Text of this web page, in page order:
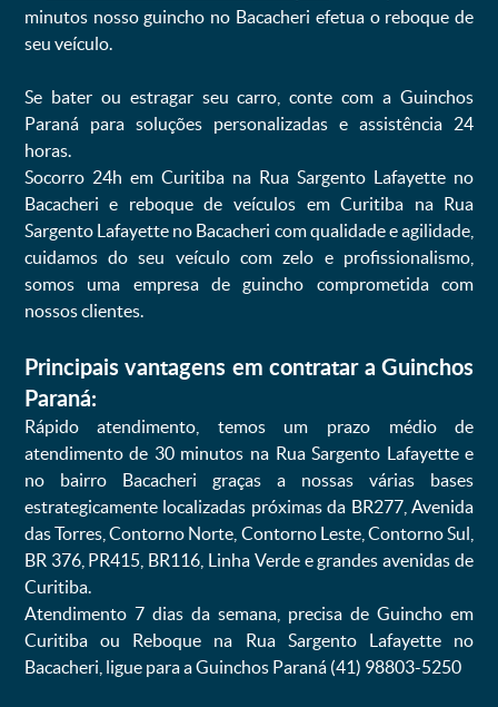
minutos nosso guincho no Bacacheri efetua o reboque de
seu veículo.
Se bater ou estragar seu carro, conte com a Guinchos
Paraná para soluções personalizadas e assistência 24
horas.
Socorro 24h em Curitiba na Rua Sargento Lafayette no
Bacacheri e reboque de veículos em Curitiba na Rua
Sargento Lafayette no Bacacheri com qualidade e agilidade,
cuidamos do seu veículo com zelo e profissionalismo,
somos uma empresa de guincho comprometida com
nossos clientes.
Principais vantagens em contratar a Guinchos
Paraná:
Rápido atendimento, temos um prazo médio de
atendimento de 30 minutos na Rua Sargento Lafayette e
no bairro Bacacheri graças a nossas várias bases
estrategicamente localizadas próximas da BR277, Avenida
das Torres, Contorno Norte, Contorno Leste, Contorno Sul,
BR 376, PR415, BR116, Linha Verde e grandes avenidas de
Curitiba.
Atendimento 7 dias da semana, precisa de Guincho em
Curitiba ou Reboque na Rua Sargento Lafayette no
Bacacheri, ligue para a Guinchos Paraná (41) 98803-5250